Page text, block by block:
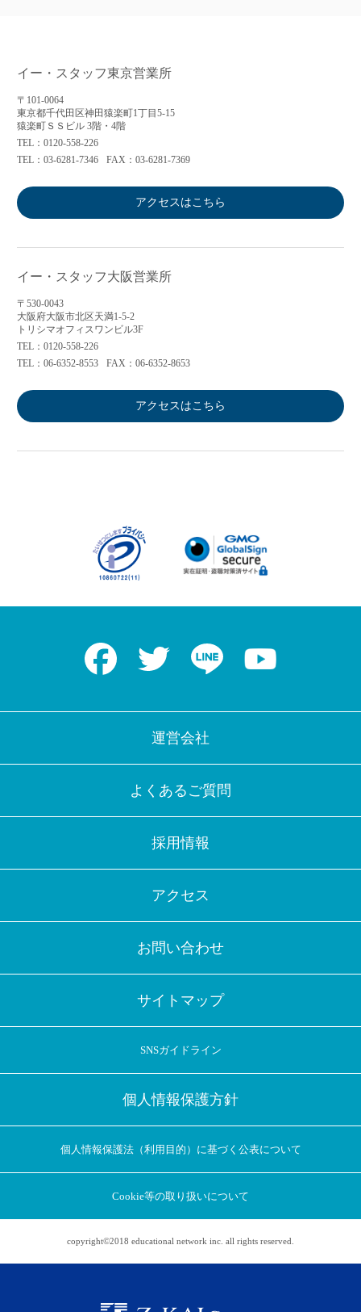
アプリに切り替えてみませんか
アプリ限定のコラムを配信中！
イー・スタッフ東京営業所
〒101-0064
東京都千代田区神田猿楽町1丁目5-15
猿楽町ＳＳビル 3階・4階
TEL：0120-558-226
TEL：03-6281-7346
FAX：03-6281-7369
アクセスはこちら
イー・スタッフ大阪営業所
〒530-0043
大阪府大阪市北区天満1-5-2
トリシマオフィスワンビル3F
TEL：0120-558-226
TEL：06-6352-8553
FAX：06-6352-8653
アクセスはこちら
Facebook Twitter LINE
運営会社
よくあるご質問
採用情報
アクセス
お問い合わせ
サイトマップ
SNSガイドライン
個人情報保護方針
個人情報保護法（利用目的）に基づく公表について
Cookie等の取り扱いについて
copyright©2018 educational network inc. all rights reserved.